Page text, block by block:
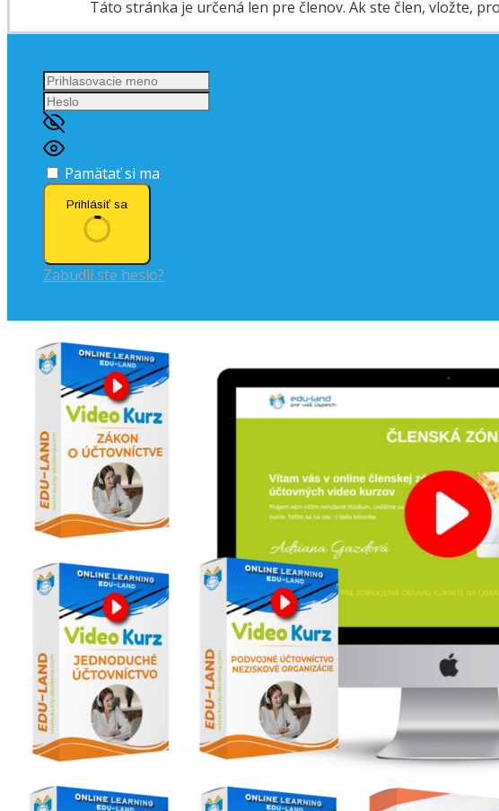
Táto stránka je určená len pre členov. Ak ste člen, vložte,
Pamätať si ma
Prihlásiť sa
Zabudli ste heslo?